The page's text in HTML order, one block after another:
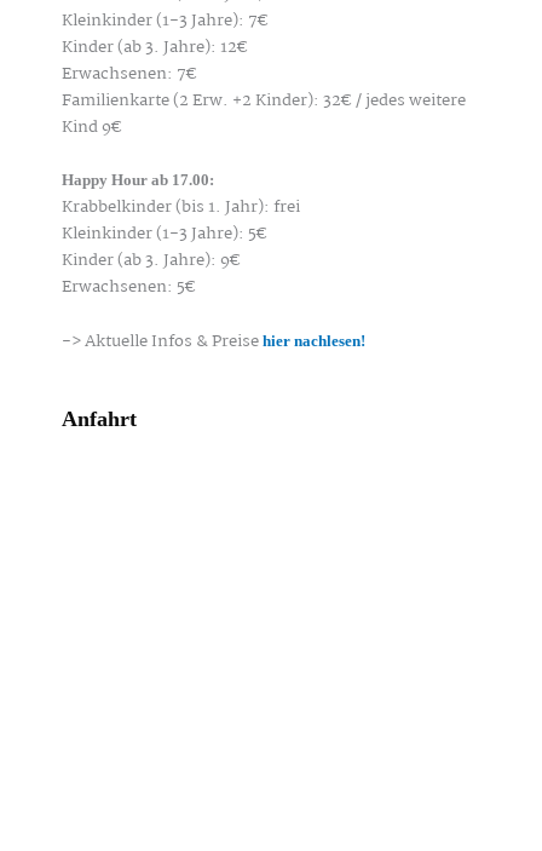
Kleinkinder (1-3 Jahre): 7€
Kinder (ab 3. Jahre): 12€
Erwachsenen: 7€
Familienkarte (2 Erw. +2 Kinder): 32€ / jedes weitere
Kind 9€
Happy Hour ab 17.00:
Krabbelkinder (bis 1. Jahr): frei
Kleinkinder (1-3 Jahre): 5€
Kinder (ab 3. Jahre): 9€
Erwachsenen: 5€
-> Aktuelle Infos & Preisehier nachlesen!
Anfahrt